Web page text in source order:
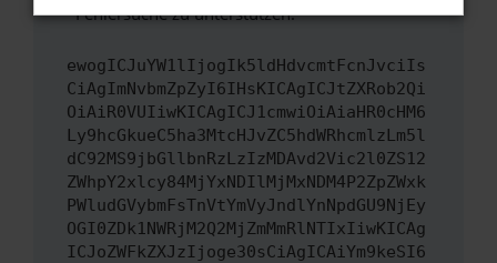
Fehlersuche zu unterstützen:
ewogICJuYW1lIjogIk5ldHdvcmtFcnJvciIs
CiAgImNvbmZpZyI6IHsKICAgICJtZXRob2Qi
OiAiR0VUIiwKICAgICJ1cmwiOiAiaHR0cHM6
Ly9hcGkueC5ha3MtcHJvZC5hdWRhcmlzLm5l
dC92MS9jbGllbnRzLzIzMDAvd2Vic2l0ZS12
ZWhpY2xlcy84MjYxNDIlMjMxNDM4P2ZpZWxk
PWludGVybmFsTnVtYmVyJndlYnNpdGU9NjEy
OGI0ZDk1NWRjM2Q2MjZmMmRlNTIxIiwKICAg
ICJoZWFkZXJzIjoge30sCiAgICAiYm9keSI6